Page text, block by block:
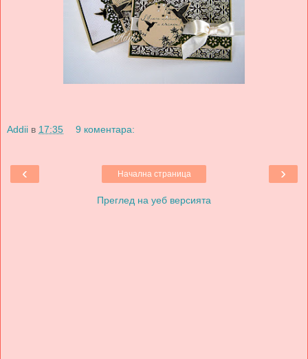
Addii в 17:35 9 коментара:
‹ ›
Начална страница
Преглед на уеб версията